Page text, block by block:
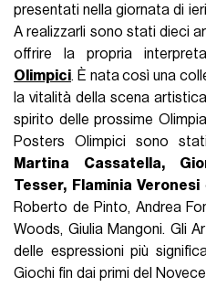
presentati nella giornata di
A realizzarli sono stati dieci
offrire la propria
Olimpici. È nata così una
la vitalità della scena
spirito delle prossime
Posters Olimpici sono
Martina Cassatella,
Tesser, Flaminia Veronesi
Roberto de Pinto, Andrea
Woods, Giulia Mangoni. Gli
delle espressioni più
Giochi fin dai primi del